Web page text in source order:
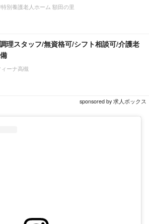
別養護老人ホーム 額田の里
理スタッフ/無資格可/シフト相談可/介護老
ーナ高槻
sponsored by 求人ボックス